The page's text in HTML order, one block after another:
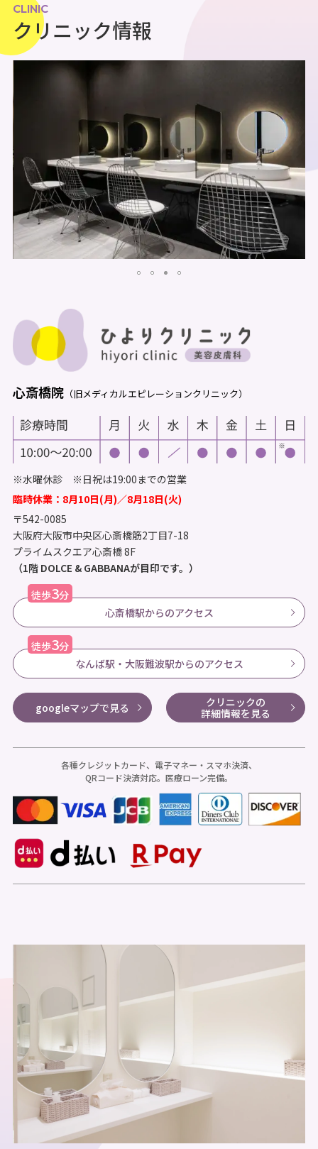
CLINIC
クリニック情報
心斎橋院 （旧メディカルエピレーションクリニック）
※水曜休診 ※日祝は19:00までの営業
臨時休業：8月10日(月)／8月18日(火)
〒542-0085
大阪府大阪市中央区心斎橋筋2丁目7-18
プライムスクエア心斎橋 8F
（1階 DOLCE & GABBANAが目印です。）
徒歩3分
心斎橋駅からのアクセス
徒歩3分
なんば駅・大阪難波駅からのアクセス
googleマップで見る
クリニックの
詳細情報を見る
各種クレジットカード、電子マネー・スマホ決済、
QRコード決済対応。医療ローン完備。